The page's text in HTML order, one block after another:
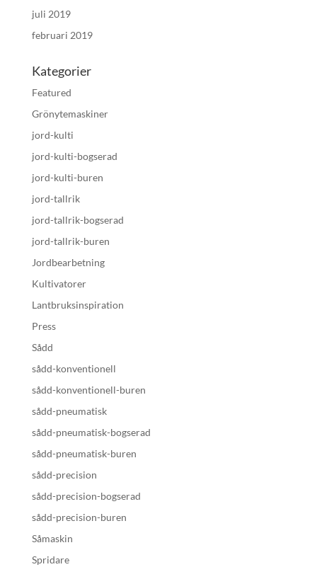
juli 2019
februari 2019
Kategorier
Featured
Grönytemaskiner
jord-kulti
jord-kulti-bogserad
jord-kulti-buren
jord-tallrik
jord-tallrik-bogserad
jord-tallrik-buren
Jordbearbetning
Kultivatorer
Lantbruksinspiration
Press
Sådd
sådd-konventionell
sådd-konventionell-buren
sådd-pneumatisk
sådd-pneumatisk-bogserad
sådd-pneumatisk-buren
sådd-precision
sådd-precision-bogserad
sådd-precision-buren
Såmaskin
Spridare